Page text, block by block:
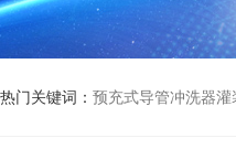
热门关键词： 预充式导管冲洗器